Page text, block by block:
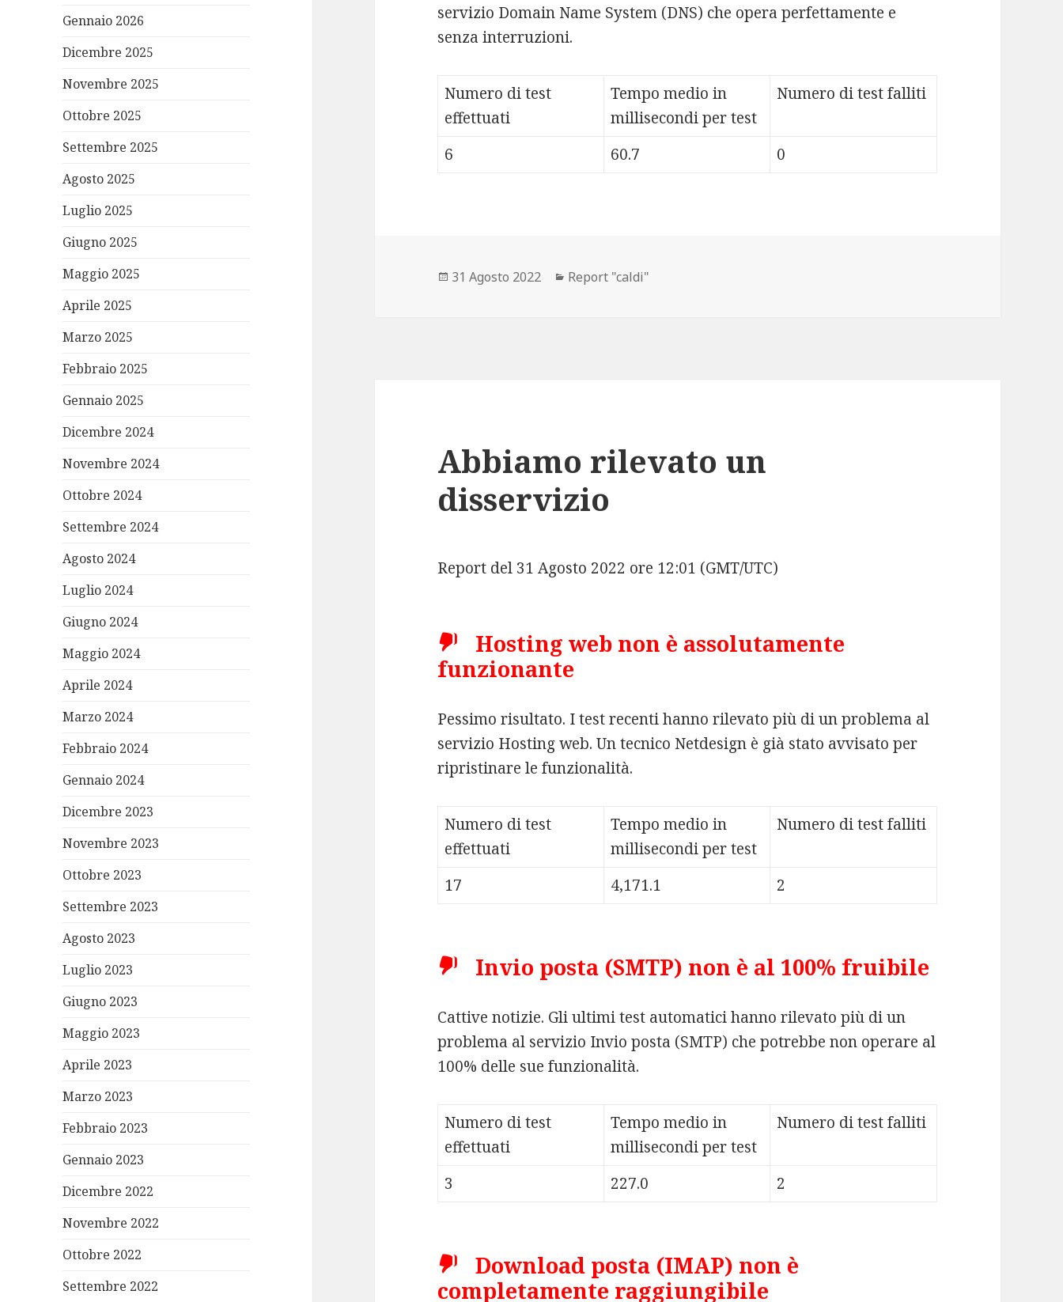
Gennaio 2026
Dicembre 2025
Novembre 2025
Ottobre 2025
Settembre 2025
Agosto 2025
Luglio 2025
Giugno 2025
Maggio 2025
Aprile 2025
Marzo 2025
Febbraio 2025
Gennaio 2025
Dicembre 2024
Novembre 2024
Ottobre 2024
Settembre 2024
Agosto 2024
Luglio 2024
Giugno 2024
Maggio 2024
Aprile 2024
Marzo 2024
Febbraio 2024
Gennaio 2024
Dicembre 2023
Novembre 2023
Ottobre 2023
Settembre 2023
Agosto 2023
Luglio 2023
Giugno 2023
Maggio 2023
Aprile 2023
Marzo 2023
Febbraio 2023
Gennaio 2023
Dicembre 2022
Novembre 2022
Ottobre 2022
Settembre 2022
servizio Domain Name System (DNS) che opera perfettamente e
senza interruzioni.
Numero di test
effettuati
Tempo medio in
millisecondi per test
Numero di test falliti
6 60.7 0
Scritto
31 Agosto 2022 Categorie
Report "caldi"
Abbiamo rilevato un
disservizio
Report del 31 Agosto 2022 ore 12:01 (GMT/UTC)
Hosting web non è assolutamente
funzionante
Pessimo risultato. I test recenti hanno rilevato più di un problema al
servizio Hosting web. Un tecnico Netdesign è già stato avvisato per
ripristinare le funzionalità.
Numero di test
effettuati
Tempo medio in
millisecondi per test
Numero di test falliti
17 4,171.1 2
Invio posta (SMTP) non è al 100% fruibile
Cattive notizie. Gli ultimi test automatici hanno rilevato più di un
problema al servizio Invio posta (SMTP) che potrebbe non operare al
100% delle sue funzionalità.
Numero di test
effettuati
Tempo medio in
millisecondi per test
Numero di test falliti
3 227.0 2
Download posta (IMAP) non è
completamente raggiungibile